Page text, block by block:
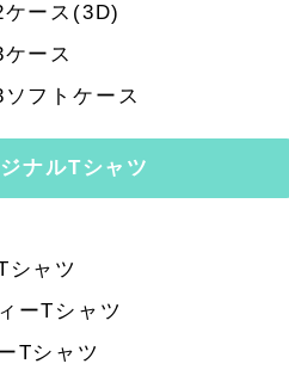
ース(3D)
ース
フトケース
ナルTシャツ
シャツ
ーTシャツ
Tシャツ